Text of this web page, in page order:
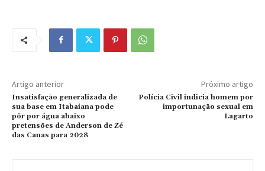
Artigo anterior
Insatisfação generalizada de
sua base em Itabaiana pode
pôr por água abaixo
pretensões de Anderson de Zé
das Canas para 2028
Próximo artigo
Polícia Civil indicia homem por
importunação sexual em
Lagarto